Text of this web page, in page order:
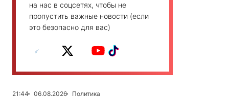
на нас в соцсетях, чтобы не
пропустить важные новости (если
это безопасно для вас)
21:44 06.08.2026
Политика